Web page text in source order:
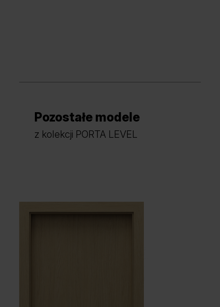
Dąb Arles Ciemny Dąb Arles Naturalny
Pozostałe modele
z kolekcji PORTA LEVEL